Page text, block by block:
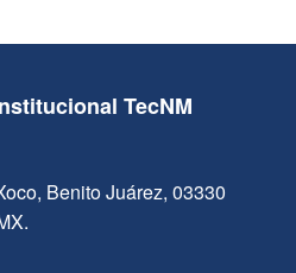
TecNM
Benito Juárez, 03330